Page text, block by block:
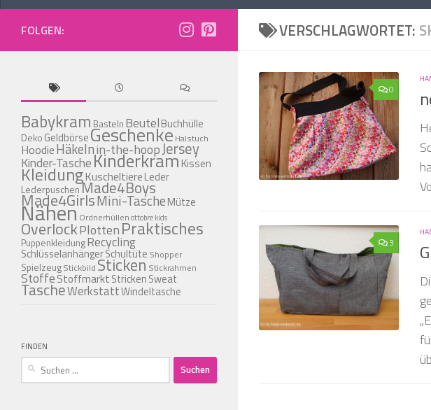
VERSCHLAGWORTET:
0
3
FOLGEN:
Babykram Basteln BeutelBuchhülle
Deko GeldbörseGeschenke Halstuch
HoodieHäkelnin-the-hoopJersey
Kinder-TascheKinderkramKissen
KleidungKuscheltiereLeder
LederpuschenMade4Boys
Made4GirlsMini-TascheMütze
NähenOrdnerhüllenottobre kids
OverlockPlottenPraktisches
PuppenkleidungRecycling
SchlüsselanhängerSchultüte Shopper
SpielzeugStickbildStickenStickrahmen
StoffeStoffmarktStrickenSweat
TascheWerkstattWindeltasche
FINDEN
Suchen
nach: